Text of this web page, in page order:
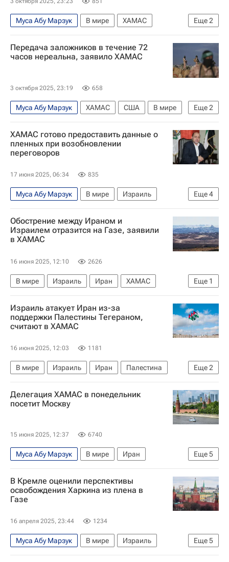
Еще2
Муса Абу Марзук В мире
ХАМАС
Обострение палестино-израильского конфликта
Дональд Трамп
Передача заложников в течение 72
часов нереальна, заявило ХАМАС
3 октября 2025, 23:19 658
Еще2
Муса Абу Марзук ХАМАС США
В мире
Дональд Трамп
Обострение палестино-израильского конфликта
ХАМАС готово предоставить данные о
пленных при возобновлении
переговоров
17 июня 2025, 06:34 835
Еще4
Муса Абу Марзук В мире
Израиль
Биньямин Нетаньяху
ХАМАС
Красный Крест
Война Израиля и Ирана: последние новости о конфликте
Обострение между Ираном и
Израилем отразится на Газе, заявили
в ХАМАС
16 июня 2025, 12:10 2626
Еще 1
В мире Израиль Иран
ХАМАС
Война Израиля и Ирана: последние новости о конфликте
Израиль атакует Иран из-за
поддержки Палестины Тегераном,
считают в ХАМАС
16 июня 2025, 12:03 1181
Еще2
В мире Израиль Иран
Палестина
ХАМАС
Война Израиля и Ирана: последние новости о конфликте
Делегация ХАМАС в понедельник
посетит Москву
15 июня 2025, 12:37 6740
Еще5
Муса Абу Марзук В мире
Иран
Израиль
Москва Али Хаменеи
ХАМАС
Корпус стражей исламской революции
В Кремле оценили перспективы
освобождения Харкина из плена в
Газе
16 апреля 2025, 23:44 1234
Еще5
Муса Абу Марзук В мире
Израиль
Россия
Москва
Владимир Путин